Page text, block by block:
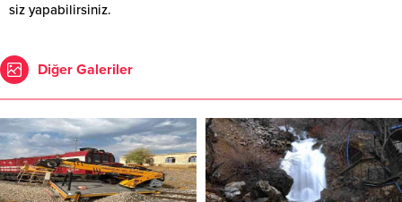
siz yapabilirsiniz.
Diğer Galeriler